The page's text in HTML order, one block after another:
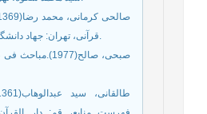
قرآنی، تهران: جهاد دانشگاهی دانشگاه تهران.
صبحی،